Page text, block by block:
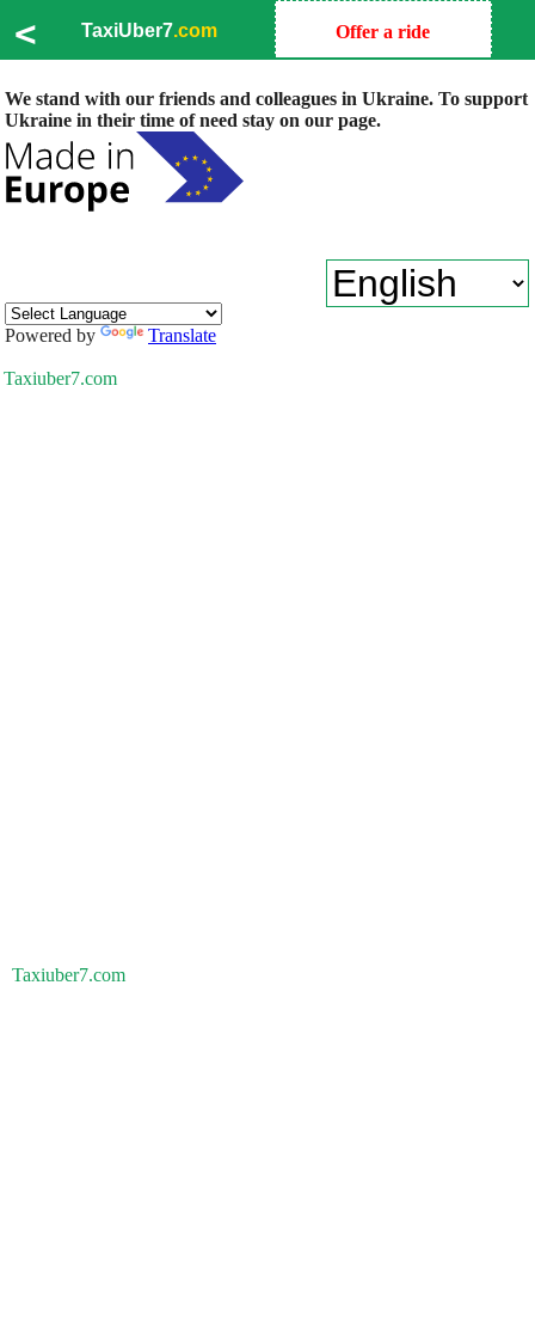
< TaxiUber7.com Offer a ride
We stand with our friends and colleagues in Ukraine. To support
Ukraine in their time of need stay on our page.
Powered by Translate
Taxiuber7.com
Taxiuber7.com